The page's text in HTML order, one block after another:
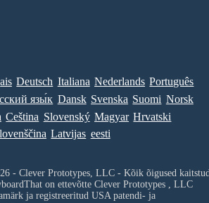
Deutsch Italiana Nederlands Português
язы́к Dansk Svenska Suomi Norsk
Ceština Slovenský Magyar Hrvatski
Latvijas eesti
- Clever Prototypes, LLC - Kõik õigused
on ettevõtte Clever Prototypes , LLC
ja registreeritud USA patendi- ja